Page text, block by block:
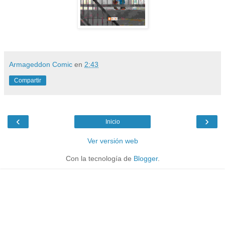
Armageddon Comic en 2:43
Compartir
‹ ›
Inicio
Ver versión web
Con la tecnología de Blogger.